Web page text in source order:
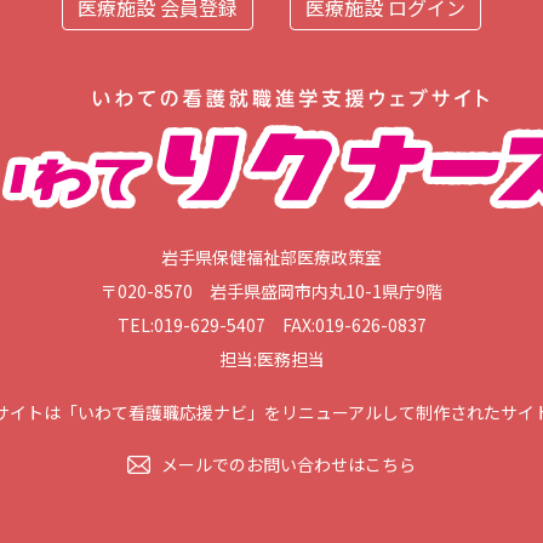
医療施設 会員登録 医療施設 ログイン
岩手県保健福祉部医療政策室
〒020-8570 岩手県盛岡市内丸10-1県庁9階
TEL:019-629-5407 FAX:019-626-0837
担当:医務担当
イトは「いわて看護職応援ナビ」をリニューアルして制作されたサイ
メールでのお問い合わせはこちら